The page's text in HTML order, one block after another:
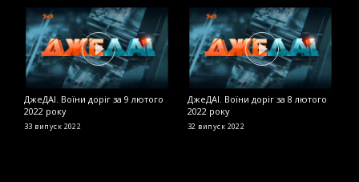
ДжеДАІ. Воїни доріг за 9 лютого
2022 року
33 випуск 2022
ДжеДАІ. Воїни доріг за 8 лютого
2022 року
32 випуск 2022